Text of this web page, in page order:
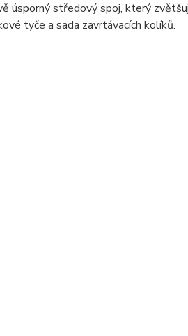
úsporný středový spoj, který
tyče a sada zavrtávacích kolíků.